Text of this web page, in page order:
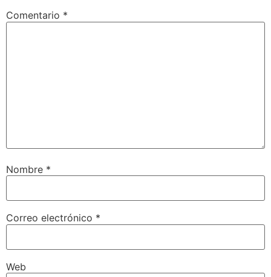
Comentario *
Nombre *
Correo electrónico *
Web